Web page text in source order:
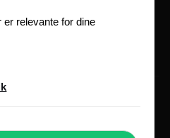
OS
KONTAKT OS
er relevante for dine